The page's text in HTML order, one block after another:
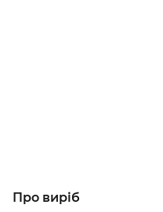
Про виріб